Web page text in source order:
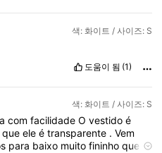
색: 화이트 / 사이즈: S
도움이 됨 (1)
색: 화이트 / 사이즈: S
com facilidade O vestido é
queeleétransparente .Vem
para baixo muitofininhoque